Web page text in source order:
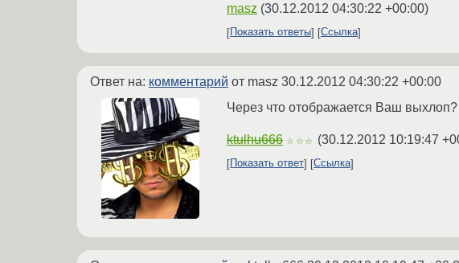
masz (30.12.2012 04:30:22 +00:00)
Показать ответы Ссылка
Ответ на: комментарий от masz 30.12.2012 04:30:22 +00:00
Через что отображается Ваш выхлоп?
ktulhu666 ☆☆☆ (30.12.2012 10:19:47
Показать ответ Ссылка